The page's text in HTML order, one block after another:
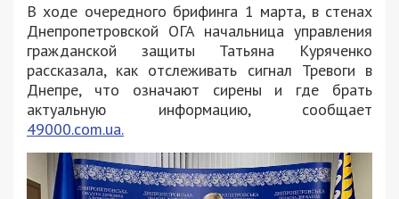
В ходе очередного брифинга 1 марта, в стенах
Днепропетровской ОГА начальница управления
гражданской защиты Татьяна Куряченко
рассказала, как отслеживать сигнал Тревоги в
Днепре, что означают сирены и где брать
актуальную информацию, сообщает
49000.com.ua.